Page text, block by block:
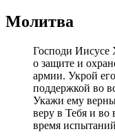
Молитва
Господи
о защите и
армии. Укрой
поддержкой во
Укажи ему
веру в Тебя и во
время